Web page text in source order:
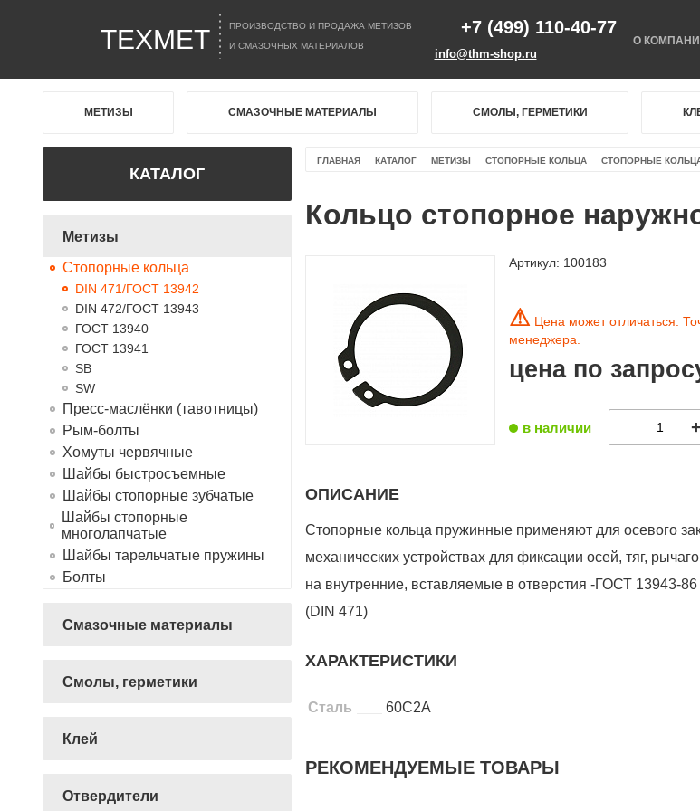
ТЕХМЕТ
ПРОИЗВОДСТВО И ПРОДАЖА МЕТИЗОВ
И СМАЗОЧНЫХ МАТЕРИАЛОВ
+7 (499) 110-40-77
info@thm-shop.ru
О
МЕТИЗЫ СМАЗОЧНЫЕ МАТЕРИАЛЫ СМОЛЫ, ГЕРМЕТИКИ
КАТАЛОГ
Метизы
Стопорные кольца
DIN 471/ГОСТ 13942
DIN 472/ГОСТ 13943
ГОСТ 13940
ГОСТ 13941
SB
SW
Пресс-маслёнки (тавотницы)
Рым-болты
Хомуты червячные
Шайбы быстросъемные
Шайбы стопорные зубчатые
Шайбы стопорные
многолапчатые
Шайбы тарельчатые пружины
Болты
Смазочные материалы
Смолы, герметики
Клей
Отвердители
ГЛАВНАЯ КАТАЛОГ МЕТИЗЫ СТОПОРНЫЕ КОЛЬЦА СТОПОРНЫЕ КОЛЬЦА
Кольцо стопорное
Артикул: 100183
⚠ Цена может отличаться.
менеджера.
цена по
в наличии
ОПИСАНИЕ
Стопорные кольца пружинные применяют для осевого
механических устройствах для фиксации осей, тяг,
на внутренние, вставляемые в отверстия -ГОСТ 13943-
(DIN 471)
ХАРАКТЕРИСТИКИ
Сталь 60С2А
РЕКОМЕНДУЕМЫЕ ТОВАРЫ